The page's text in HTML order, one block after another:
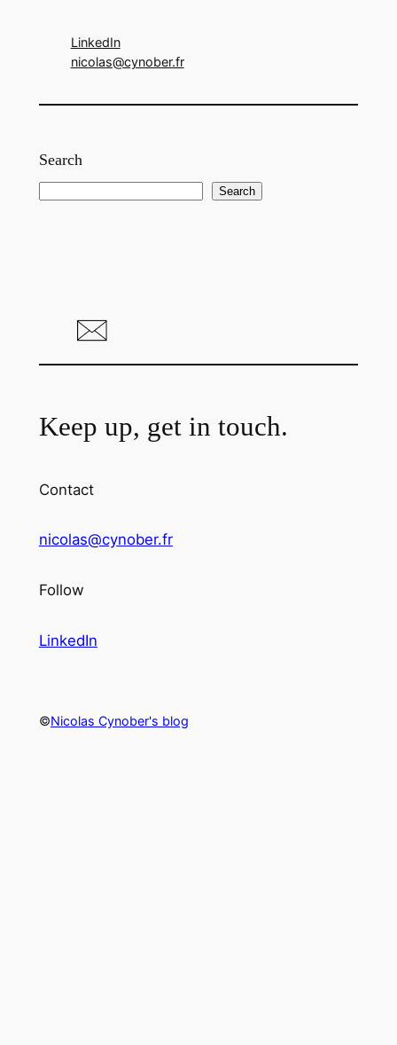
LinkedIn
nicolas@cynober.fr
Search
Search
Keep up, get in touch.
Contact
nicolas@cynober.fr
Follow
LinkedIn
©Nicolas Cynober's blog